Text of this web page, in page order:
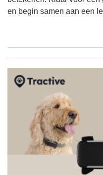
en begin samen aan een